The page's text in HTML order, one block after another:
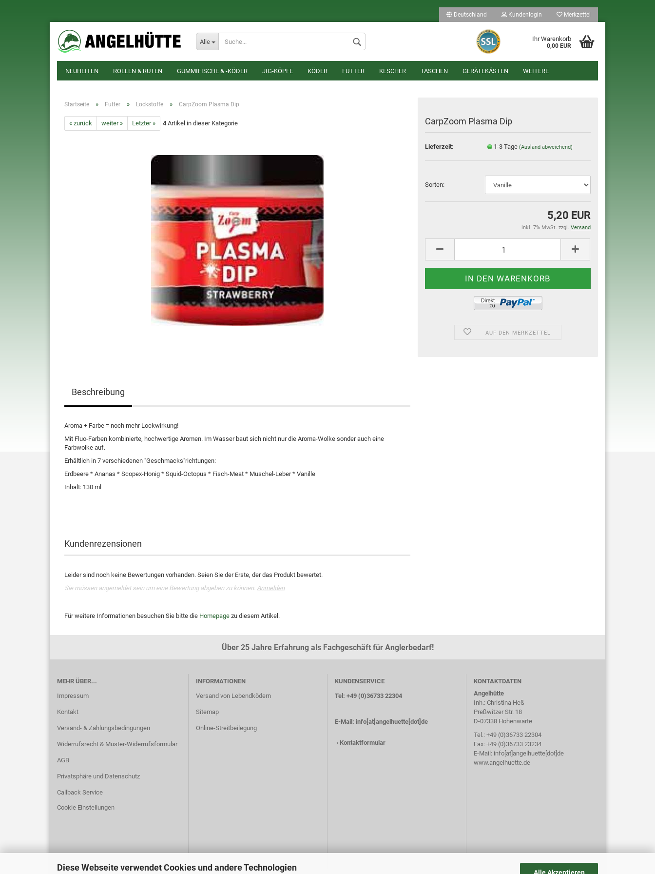
Diese Webseite verwendet Cookies und andere Technologien
Deutschland
Lieferland
Kundenlogin
Konto erstellen
Passwort vergessen?
Merkzettel
Alle Ihr Warenkorb
0,00 EUR
NEUHEITEN ROLLEN & RUTEN GUMMIFISCHE & -KÖDER JIG-KÖPFE KÖDER FUTTER KESCHER TASCHEN GERÄTEKÄSTEN WEITERE
Startseite » Futter » Lockstoffe » CarpZoom Plasma Dip
« zurück weiter » Letzter » 4 Artikel in dieser Kategorie CarpZoom Plasma Dip
Lieferzeit: 1-3 Tage(Ausland abweichend)
Sorten:
5,20 EUR
inkl. 7% MwSt. zzgl. Versand
AUF DEN MERKZETTEL
Beschreibung
Aroma + Farbe = noch mehr Lockwirkung!
Mit Fluo-Farben kombinierte, hochwertige Aromen. Im Wasser baut sich nicht nur die Aroma-Wolke sonder auch eine
Farbwolke auf.
Erhältlich in 7 verschiedenen "Geschmacks"richtungen:
Erdbeere * Ananas * Scopex-Honig * Squid-Octopus * Fisch-Meat * Muschel-Leber * Vanille
Inhalt: 130 ml
Kundenrezensionen
Leider sind noch keine Bewertungen vorhanden. Seien Sie der Erste, der das Produkt bewertet.
Sie müssen angemeldet sein um eine Bewertung abgeben zu können. Anmelden
Für weitere Informationen besuchen Sie bitte die Homepage zu diesem Artikel.
Über 25 Jahre Erfahrung als Fachgeschäft für Anglerbedarf!
MEHR ÜBER...
Impressum
Kontakt
Versand- & Zahlungsbedingungen
Widerrufsrecht & Muster-Widerrufsformular
AGB
Privatsphäre und Datenschutz
Callback Service
Cookie Einstellungen
INFORMATIONEN
Versand von Lebendködern
Sitemap
Online-Streitbeilegung
KUNDENSERVICE
Tel: +49 (0)36733 22304
E-Mail: info[at]angelhuette[dot]de
› Kontaktformular
KONTAKTDATEN
Angelhütte
Inh.: Christina Heß
Preßwitzer Str. 18
D-07338 Hohenwarte
Tel.: +49 (0)36733 22304
Fax: +49 (0)36733 23234
E-Mail: info[at]angelhuette[dot]de
www.angelhuette.de